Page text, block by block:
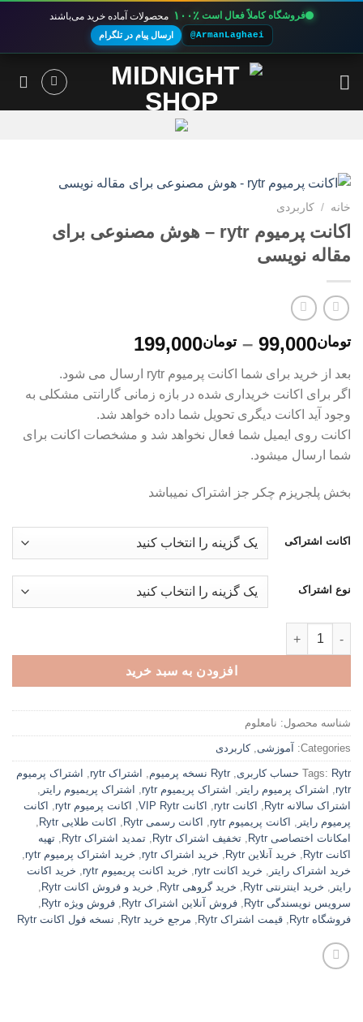
فروشگاه کاملاً فعال است ۱۰۰٪ محصولات آماده خرید می‌باشند
@ArmanLaghaei ارسال پیام در تلگرام
خانه / کاربردی
اکانت پرمیوم rytr – هوش مصنوعی برای
مقاله نویسی
تومان99,000
– تومان199,000
تومان99,000
تا
تومان199,000
بعد از خرید برای شما اکانت پرمیوم rytr ارسال می شود.
اگر برای اکانت خریداری شده در بازه زمانی گارانتی مشکلی به
وجود آید اکانت دیگری تحویل شما داده خواهد شد.
اکانت روی ایمیل شما فعال نخواهد شد و مشخصات اکانت برای
شما ارسال میشود.
بخش پلجریزم چکر جز اشتراک نمیباشد
اکانت اشتراکی
نوع اشتراک
اکانت پرمیوم rytr - هوش مصنوعی برای مقاله نویسی عدد
افزودن به سبد خرید
شناسه محصول: نامعلوم
Categories: آموزشی,کاربردی
Tags: Rytr حساب کاربری , Rytr نسخه پرمیوم , اشتراک rytr ,
اشتراک پرمیوم
rytr
, اشتراک پرمیوم رایتر , اشتراک پریمیوم rytr , اشتراک پریمیوم رایتر ,
اشتراک سالانه Rytr
, اکانت rytr , اکانت VIP Rytr , اکانت پرمیوم rytr , اکانت
پرمیوم رایتر , اکانت پریمیوم rytr , اکانت رسمی Rytr , اکانت طلایی Rytr
,
امکانات اختصاصی Rytr
, تخفیف اشتراک Rytr , تمدید اشتراک Rytr , تهیه
اکانت Rytr
, خرید آنلاین Rytr , خرید اشتراک rytr , خرید اشتراک پرمیوم rytr
,
خرید اشتراک رایتر , خرید اکانت rytr , خرید اکانت پریمیوم rytr , خرید اکانت
رایتر , خرید اینترنتی Rytr , خرید گروهی Rytr , خرید و فروش اکانت Rytr
,
سرویس نویسندگی Rytr
, فروش آنلاین اشتراک Rytr , فروش ویژه Rytr
,
فروشگاه Rytr
, قیمت اشتراک Rytr , مرجع خرید Rytr , نسخه فول اکانت Rytr